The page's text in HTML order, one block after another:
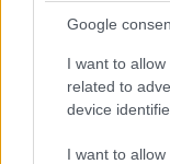
Google
I want to
related to
device
I want to